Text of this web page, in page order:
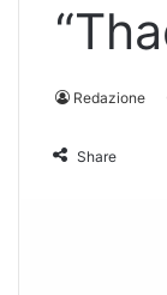
Redazione
Share